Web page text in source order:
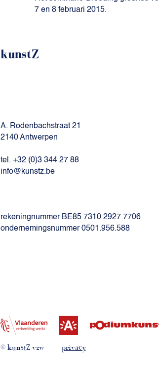
7 en 8 februari 2015.
kunstZ
A. Rodenbachstraat 21
2140 Antwerpen
tel. +32 (0)3 344 27 88
info@kunstz.be
rekeningnummer BE85 7310 2927 7706
ondernemingsnummer 0501.956.588
© kunstZ vzw privacy